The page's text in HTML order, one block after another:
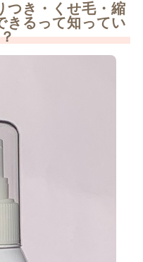
つき・くせ毛・縮
きるって知ってい